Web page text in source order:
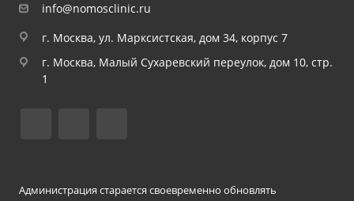
info@nomosclinic.ru
г. Москва, ул. Марксистская, дом 34, корпус 7
г. Москва, Малый Сухаревский переулок, дом 10, стр.
1
Администрация старается своевременно обновлять